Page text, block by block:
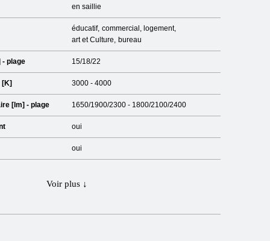
en saillie
éducatif commercial
logement
art et Culture
bureau
- plage 15/18/22
[K] 3000 - 4000
[lm] - plage 1650/1900/2300 - 1800/2100/2400
oui
oui
Voir plus ↓